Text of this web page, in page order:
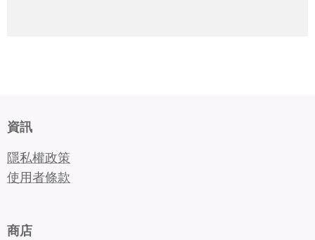
資訊
隱私權政策
使用者條款
商店